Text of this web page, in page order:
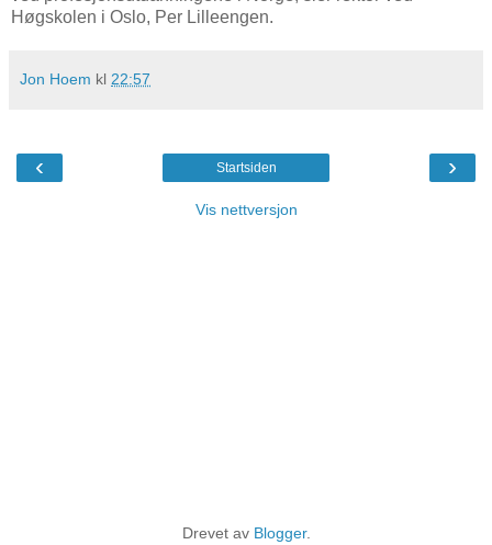
Høgskolen i Oslo, Per Lilleengen.
Jon Hoem kl 22:57
‹ ›
Startsiden
Vis nettversjon
Drevet av Blogger.